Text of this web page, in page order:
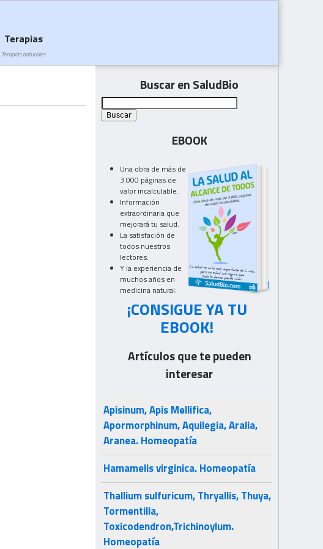
Terapias
Terapias naturales
Buscar en SaludBio
EBOOK
Una obra de más de
3.000 páginas de
valor incalculable.
Información
extraordinaria que
mejorará tu salud.
La satisfación de
todos nuestros
lectores.
Y la experiencia de
muchos años en
medicina natural.
¡CONSIGUE YA TU
EBOOK!
Artículos que te pueden
interesar
Apisinum, Apis Mellifica,
Apormorphinum, Aquilegia, Aralia,
Aranea. Homeopatía
Hamamelis virginica. Homeopatía
Thallium sulfuricum, Thryallis, Thuya,
Tormentilla,
Toxicodendron,Trichinoylum.
Homeopatía